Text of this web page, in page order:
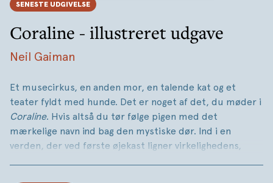
SENESTE UDGIVELSE
Coraline - illustreret udgave
Neil Gaiman
Et musecirkus, en anden mor, en talende kat og et
teater fyldt med hunde. Det er noget af det, du møder i
Coraline. Hvis altså du tør følge pigen med det
mærkelige navn ind bag den mystiske dør. Ind i en
verden, der ved første øjekast ligner virkelighedens,